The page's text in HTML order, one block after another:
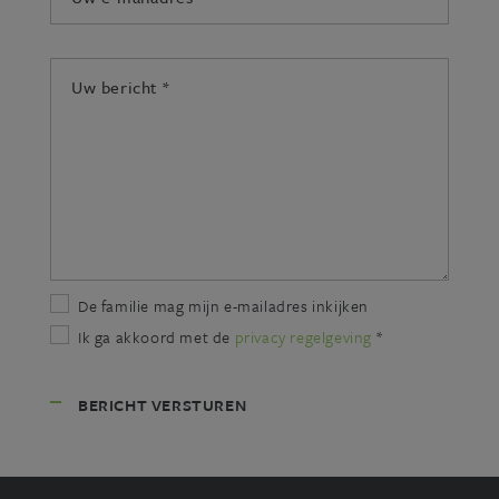
*
bericht:
De familie mag mijn e-mailadres inkijken
Ik ga akkoord met de privacy regelgeving *
BERICHT VERSTUREN